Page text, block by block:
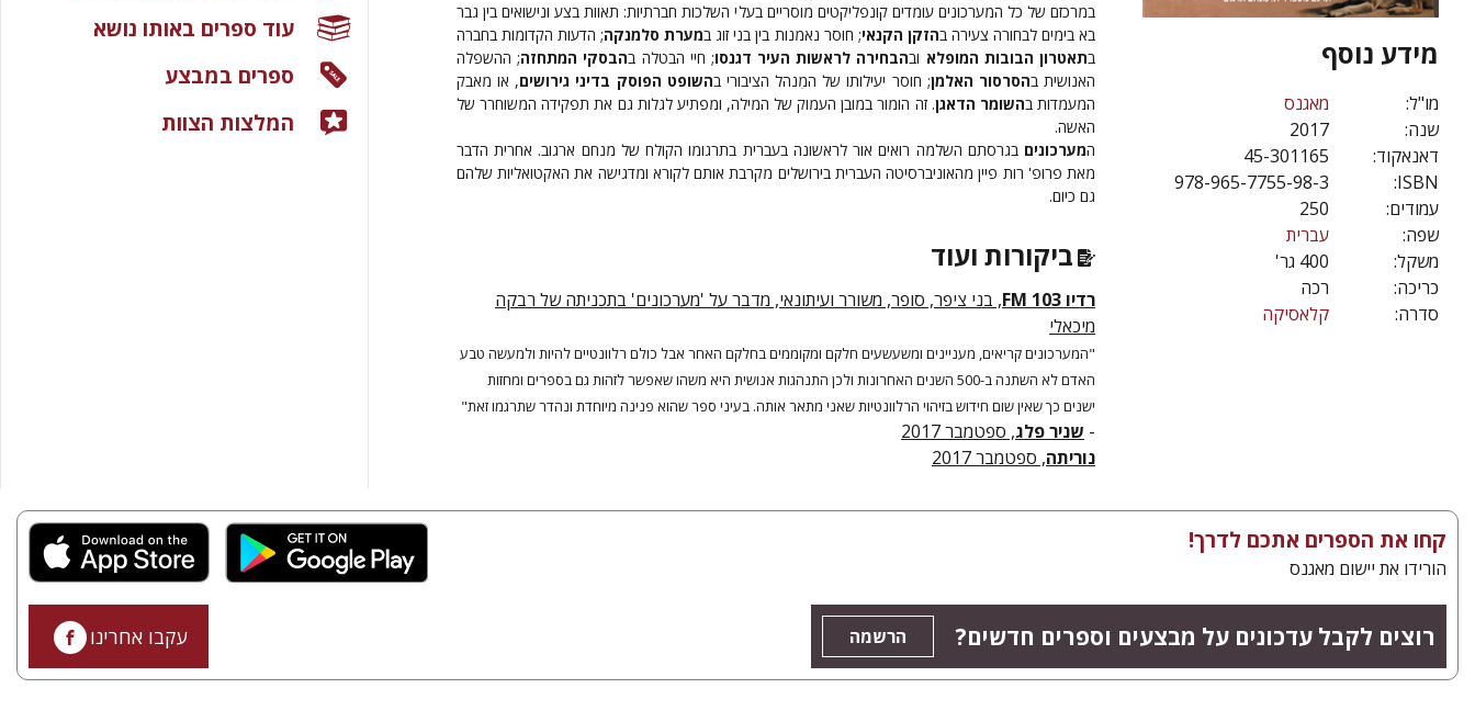
מידע נוסף
מו"ל:
מאגנס
שנה:
2017
דאנאקוד:
45-301165
ISBN:
978-965-7755-98-3
עמודים:
250
שפה:
עברית
משקל:
400 גר'
כריכה:
רכה
סדרה:
קלאסיקה
במרכזם של כל המערכונים עומדים קונפליקטים מוסריים בעלי השלכות חברתיות: תאוות בצע ונישואים בין גבר
בא בימים לבחורה צעירה בהזקן הקנאי; חוסר נאמנות בין בני זוג במערת סלמנקה; הדעות הקדומות בחברה
בתאטרון הבובות המופלא ובהבחירה לראשות העיר דגנסו; חיי הבטלה בהבסקי המתחזה; ההשפלה
האנושית בהסרסור האלמן; חוסר יעילותו של המִנהל הציבורי בהשופט הפוסק בדיני גירושים, או מאבק
המעמדות בהשומר הדאגן. זה הומור במובן העמוק של המילה, ומפתיע לגלות גם את תפקידה המשוחרר של
האשה.
המערכונים בגרסתם השלמה רואים אור לראשונה בעברית בתרגומו הקולח של מנחם ארגוב. אחרית הדבר
מאת פרופ' רות פיין מהאוניברסיטה העברית בירושלים מקרבת אותם לקורא ומדגישה את האקטואליות שלהם
גם כיום.
ביקורות ועוד
רדיו 103 FM , בני ציפר, סופר, משורר ועיתונאי, מדבר על 'מערכונים' בתכניתה של רבקה
מיכאלי
"המערכונים קריאים, מעניינים ומשעשעים חלקם ומקוממים בחלקם האחר אבל כולם רלוונטיים להיות ולמעשה טבע
האדם לא השתנה ב-500 השנים האחרונות ולכן התנהגות אנושית היא משהו שאפשר לזהות גם בספרים ומחזות
ישנים כך שאין שום חידוש בזיהוי הרלוונטיות שאני מתאר אותה. בעיני ספר שהוא פנינה מיוחדת ונהדר שתרגמו זאת"
- שניר פלג, ספטמבר 2017
נוריתה, ספטמבר 2017
עוד ספרים באותו נושא
ספרים במבצע
המלצות הצוות
קחו את הספרים אתכם לדרך!
הורידו את יישום מאגנס
רוצים לקבל עדכונים על מבצעים וספרים חדשים? הרשמה עקבו אחרינו